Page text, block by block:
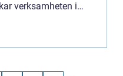
verksamheten i